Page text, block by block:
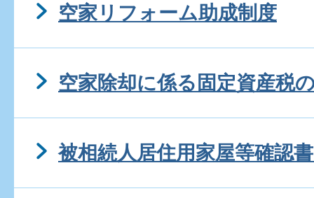
空家リフォーム助成制度
空家除却に係る固定資産税
被相続人居住用家屋等確認